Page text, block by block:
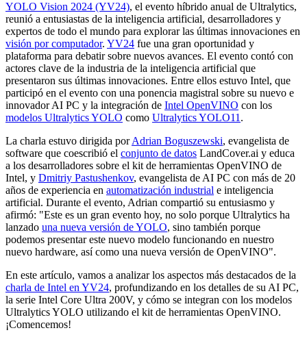
YOLO Vision 2024 (YV24), el evento híbrido anual de Ultralytics,
reunió a entusiastas de la inteligencia artificial, desarrolladores y
expertos de todo el mundo para explorar las últimas innovaciones en
visión por computador. YV24 fue una gran oportunidad y
plataforma para debatir sobre nuevos avances. El evento contó con
actores clave de la industria de la inteligencia artificial que
presentaron sus últimas innovaciones. Entre ellos estuvo Intel, que
participó en el evento con una ponencia magistral sobre su nuevo e
innovador AI PC y la integración de Intel OpenVINO con los
modelos Ultralytics YOLO como Ultralytics YOLO11 .
La charla estuvo dirigida porAdrian Boguszewski, evangelista de
software que coescribió el conjunto de datos LandCover.ai y educa
a los desarrolladores sobre el kit de herramientas OpenVINO de
Intel, y Dmitriy Pastushenkov, evangelista de AI PC con más de 20
años de experiencia en automatización industrial e inteligencia
artificial. Durante el evento, Adrian compartió su entusiasmo y
afirmó: "Este es un gran evento hoy, no solo porque Ultralytics ha
lanzado una nueva versión de YOLO, sino también porque
podemos presentar este nuevo modelo funcionando en nuestro
nuevo hardware, así como una nueva versión de OpenVINO".
En este artículo, vamos a analizar los aspectos más destacados de la
charla de Intel en YV24, profundizando en los detalles de su AI PC,
la serie Intel Core Ultra 200V, y cómo se integran con los modelos
Ultralytics YOLO utilizando el kit de herramientas OpenVINO.
¡Comencemos!